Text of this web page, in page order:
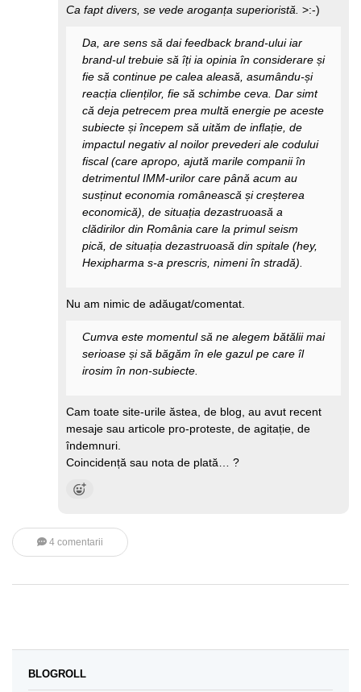
Ca fapt divers, se vede aroganța superioristă. >:-)
Da, are sens să dai feedback brand-ului iar
brand-ul trebuie să îți ia opinia în considerare și
fie să continue pe calea aleasă, asumându-și
reacția clienților, fie să schimbe ceva. Dar simt
că deja petrecem prea multă energie pe aceste
subiecte și începem să uităm de inflație, de
impactul negativ al noilor prevederi ale codului
fiscal (care apropo, ajută marile companii în
detrimentul IMM-urilor care până acum au
susținut economia românească și creșterea
economică), de situația dezastruoasă a
clădirilor din România care la primul seism
pică, de situația dezastruoasă din spitale (hey,
Hexipharma s-a prescris, nimeni în stradă).
Nu am nimic de adăugat/comentat.
Cumva este momentul să ne alegem bătălii mai
serioase și să băgăm în ele gazul pe care îl
irosim în non-subiecte.
Cam toate site-urile ăstea, de blog, au avut recent
mesaje sau articole pro-proteste, de agitație, de
îndemnuri.
Coincidență sau nota de plată… ?
4 comentarii
BLOGROLL